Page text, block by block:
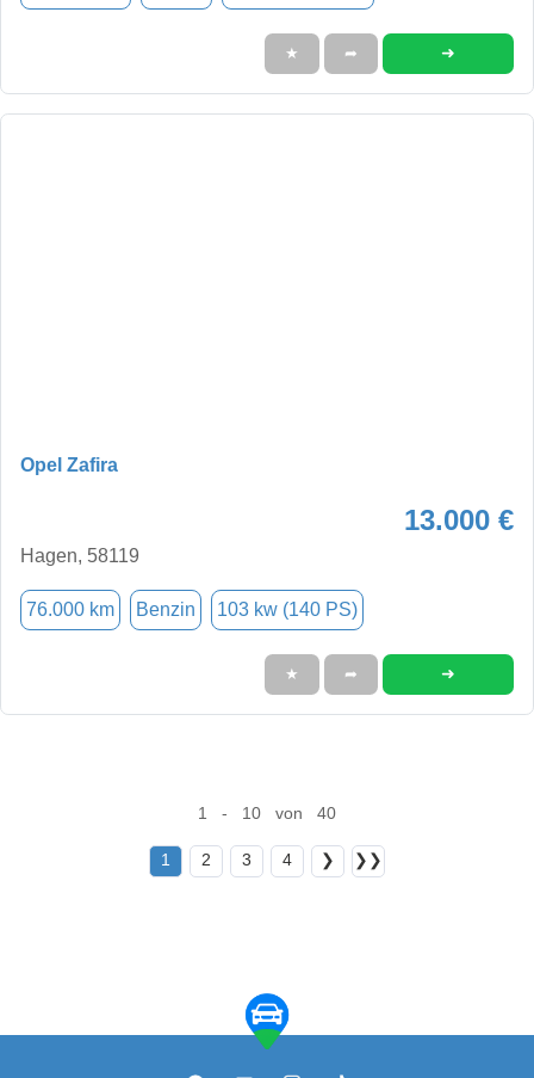
★ ➦ ➜
Opel Zafira
13.000 €
Hagen, 58119
76.000 km Benzin 103 kw (140 PS)
★ ➦ ➜
1 - 10 von 40
1 2 3 4 ❯ ❯❯